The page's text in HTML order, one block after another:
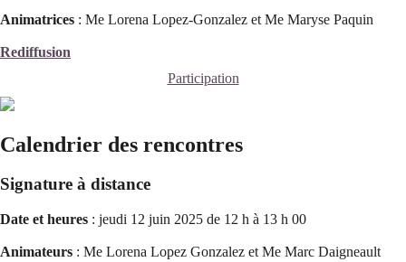
Animatrices : Me Lorena Lopez-Gonzalez et Me Maryse Paquin
Rediffusion
Participation
Calendrier des rencontres
Signature à distance
Date et heures : jeudi 12 juin 2025 de 12 h à 13 h 00
Animateurs : Me Lorena Lopez Gonzalez et Me Marc Daigneault